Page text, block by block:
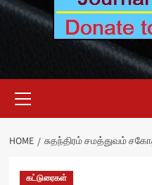
Menu
HOME சுதந்திரம் சமத்துவம்
கட்டுரைகள்